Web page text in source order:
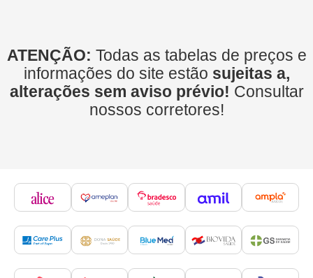
ATENÇÃO: Todas as tabelas de preços e
informações do site estão sujeitas a,
alterações sem aviso prévio! Consultar
nossos corretores!